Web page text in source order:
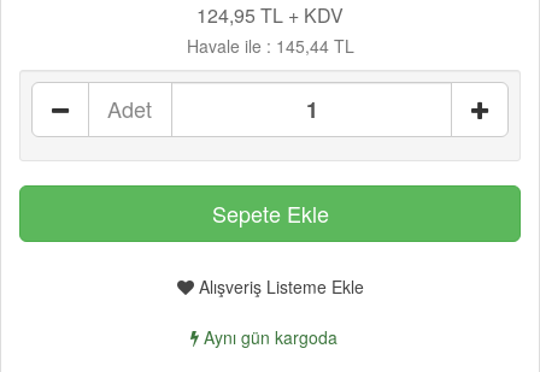
124,95 TL + KDV
Havale ile : 145,44 TL
Adet
Alışveriş Listeme Ekle
Aynı gün kargoda